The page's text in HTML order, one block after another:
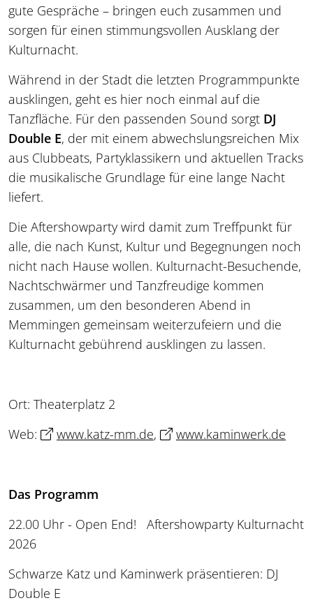
gute Gespräche – bringen euch zusammen und
sorgen für einen stimmungsvollen Ausklang der
Kulturnacht.
Während in der Stadt die letzten Programmpunkte
ausklingen, geht es hier noch einmal auf die
Tanzfläche. Für den passenden Sound sorgt DJ
Double E, der mit einem abwechslungsreichen Mix
aus Clubbeats, Partyklassikern und aktuellen Tracks
die musikalische Grundlage für eine lange Nacht
liefert.
Die Aftershowparty wird damit zum Treffpunkt für
alle, die nach Kunst, Kultur und Begegnungen noch
nicht nach Hause wollen. Kulturnacht-Besuchende,
Nachtschwärmer und Tanzfreudige kommen
zusammen, um den besonderen Abend in
Memmingen gemeinsam weiterzufeiern und die
Kulturnacht gebührend ausklingen zu lassen.
Ort: Theaterplatz 2
Web:
www.katz-mm.de, www.kaminwerk.de
Das Programm
22.00 Uhr - Open End! Aftershowparty Kulturnacht
2026
Schwarze Katz und Kaminwerk präsentieren: DJ
Double E